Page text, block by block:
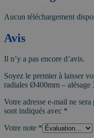
Aucun téléchargement
Avis
Il n’y a pas encore d’avis.
Soyez le premier à laisser
radiales Ø400mm – alésage
Votre adresse e-mail ne sera
sont indiqués avec *
Votre note *